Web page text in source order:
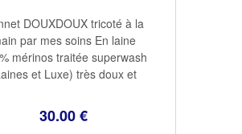
30.00€
DOUXDOUX tricoté à la
par mes soins En laine
mérinos traitée superwash
et Luxe) très doux et
oreilles Taille adulte 100%
mérinos Couleur vert sapin